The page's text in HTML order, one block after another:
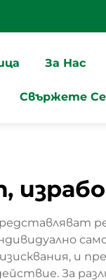
За Нас
Свържете Се
и
За